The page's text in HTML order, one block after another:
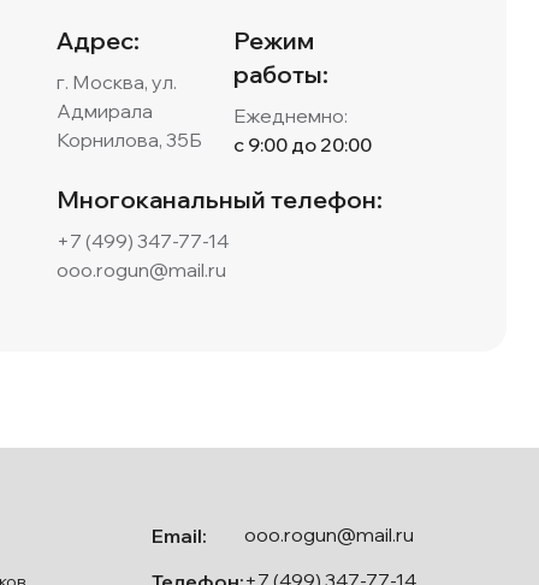
Адрес:
г. Москва, ул.
Адмирала
Корнилова, 35Б
Режим
работы:
Ежеднемно:
с 9:00 до 20:00
Многоканальный телефон:
+7 (499) 347-77-14
ooo.rogun@mail.ru
Email:
ooo.rogun@mail.ru
+7 (499) 347-77-14